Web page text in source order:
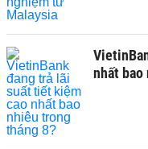
nhất bao